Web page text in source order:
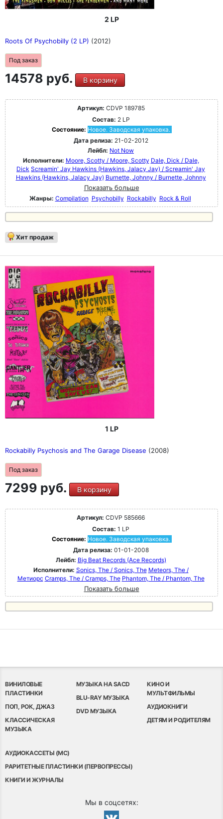
2 LP
Roots Of Psychobilly (2 LP) (2012)
Под заказ
14578 руб. В корзину
Артикул: CDVP 189785
Состав: 2 LP
Состояние: Новое. Заводская упаковка.
Дата релиза: 21-02-2012
Лейбл: Not Now
Исполнители: Moore, Scotty / Moore, Scotty Dale, Dick / Dale,
Dick Screamin' Jay Hawkins (Hawkins, Jalacy Jay) / Screamin' Jay
Hawkins (Hawkins, Jalacy Jay) Burnette, Johnny / Burnette, Johnny
Показать больше
Жанры: Compilation Psychobilly Rockabilly Rock & Roll
Хит продаж
1 LP
Rockabilly Psychosis and The Garage Disease (2008)
Под заказ
7299 руб. В корзину
Артикул: CDVP 585666
Состав: 1 LP
Состояние: Новое. Заводская упаковка.
Дата релиза: 01-01-2008
Лейбл: Big Beat Records (Ace Records)
Исполнители: Sonics, The / Sonics, The Meteors, The /
Метиорс Cramps, The / Cramps, The Phantom, The / Phantom, The
Показать больше
ВИНИЛОВЫЕ
ПЛАСТИНКИ
ПОП, РОК, ДЖАЗ
КЛАССИЧЕСКАЯ
МУЗЫКА
МУЗЫКА НА SACD
BLU-RAY МУЗЫКА
DVD МУЗЫКА
КИНО И
МУЛЬТФИЛЬМЫ
АУДИОКНИГИ
ДЕТЯМ И РОДИТЕЛЯМ
АУДИОКАССЕТЫ (MC)
РАРИТЕТНЫЕ ПЛАСТИНКИ (ПЕРВОПРЕССЫ)
КНИГИ И ЖУРНАЛЫ
Мы в соцсетях: